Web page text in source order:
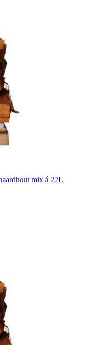
mix á 22L